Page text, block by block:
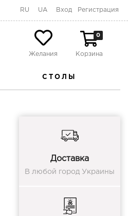
RU UA Вход Регистрация
Желания
0
Корзина
СТОЛЫ
Доставка
В любой город Украины